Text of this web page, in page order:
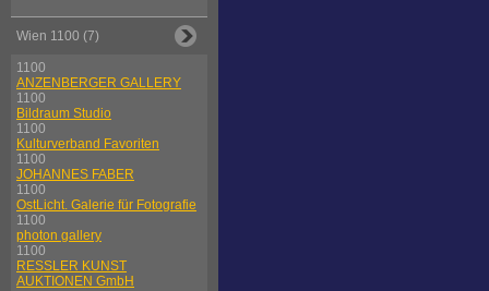
Wien 1100 (7)
1100
ANZENBERGER GALLERY
1100
Bildraum Studio
1100
Kulturverband Favoriten
1100
JOHANNES FABER
1100
OstLicht. Galerie für Fotografie
1100
photon gallery
1100
RESSLER KUNST
AUKTIONEN GmbH